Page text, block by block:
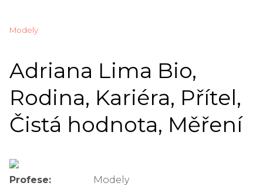
Modely
Adriana Lima Bio,
Rodina, Kariéra, Přítel,
Čistá hodnota, Měření
Profese:
Modely